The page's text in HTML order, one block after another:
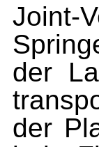
Joint-
der
der